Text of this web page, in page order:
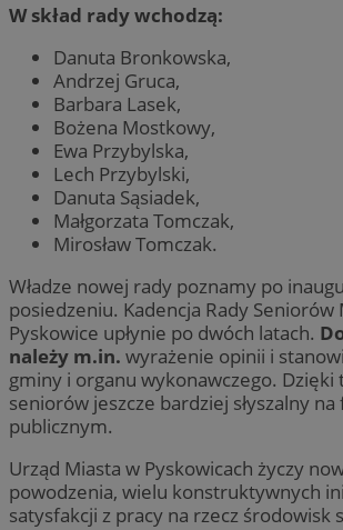
W skład rady wchodzą:
Danuta Bronkowska,
Andrzej Gruca,
Barbara Lasek,
Bożena Mostkowy,
Ewa Przybylska,
Lech Przybylski,
Danuta Sąsiadek,
Małgorzata Tomczak,
Mirosław Tomczak.
Władze nowej rady poznamy po
posiedzeniu. Kadencja Rady Seniorów
Pyskowice upłynie po dwóch latach.
należy m.in. wyrażenie opinii i
gminy i organu wykonawczego. Dzięki
seniorów jeszcze bardziej słyszalny
publicznym.
Urząd Miasta w Pyskowicach życzy
powodzenia, wielu konstruktywnych
satysfakcji z pracy na rzecz środowisk